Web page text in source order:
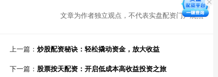
文章为作者独立观点，不代表实盘配资门户观点
上一篇： 炒股配资秘诀：轻松撬动资金，放大收益
下一篇： 股票按天配资：开启低成本高收益投资之旅